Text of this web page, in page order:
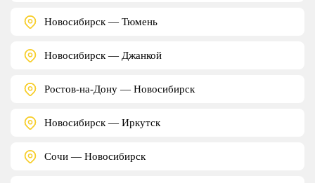
Новосибирск — Тюмень
Новосибирск — Джанкой
Ростов-на-Дону — Новосибирск
Новосибирск — Иркутск
Сочи — Новосибирск